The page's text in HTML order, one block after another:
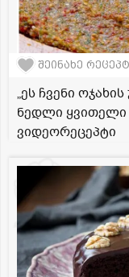
შეინახე
„ეს ჩვენი
ნედლი ყვითელი
ვიდეორეცეპტი